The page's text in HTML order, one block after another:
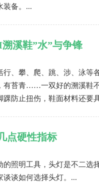
装备。...
溪鞋”水”与争锋
行、攀、爬、跳、涉、泳等
有苔青……一双好的溯溪鞋
踝防止扭伤，鞋面材料还要
点硬性指标
的照明工具，头灯是不二选
谈谈如何选择头灯。...